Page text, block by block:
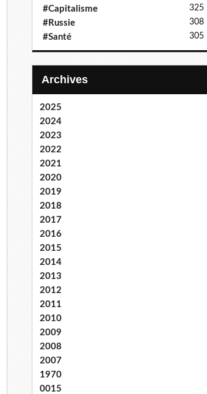
#Capitalisme 325
#Russie 308
#Santé 305
Archives
2025
2024
2023
2022
2021
2020
2019
2018
2017
2016
2015
2014
2013
2012
2011
2010
2009
2008
2007
1970
0015